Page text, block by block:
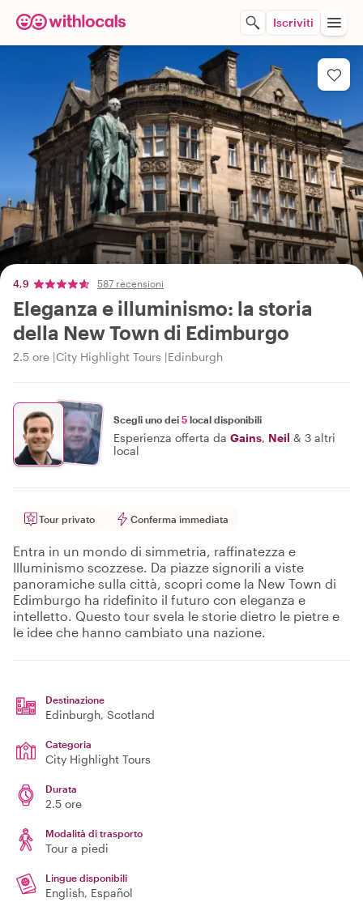
Iscriviti
4,9 587 recensioni
Eleganza e illuminismo: la storia
della New Town di Edimburgo
2.5 ore City Highlight Tours Edinburgh
Scegli uno dei 5 local disponibili
Esperienza offerta da Gains, Neil & 3 altri
local
Tour privato Conferma immediata
Entra in un mondo di simmetria, raffinatezza e
Illuminismo scozzese. Da piazze signorili a viste
panoramiche sulla città, scopri come la New Town di
Edimburgo ha ridefinito il futuro con eleganza e
intelletto. Questo tour svela le storie dietro le pietre e
le idee che hanno cambiato una nazione.
Destinazione
Edinburgh, Scotland
Categoria
City Highlight Tours
Durata
2.5 ore
Modalità di trasporto
Tour a piedi
Lingue disponibili
English, Español